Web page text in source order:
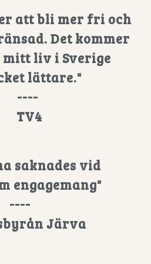
att bli mer fri och
Det kommer
liv i Sverige
lättare."
----
TV4
saknades vid
engagemang"
----
Järva